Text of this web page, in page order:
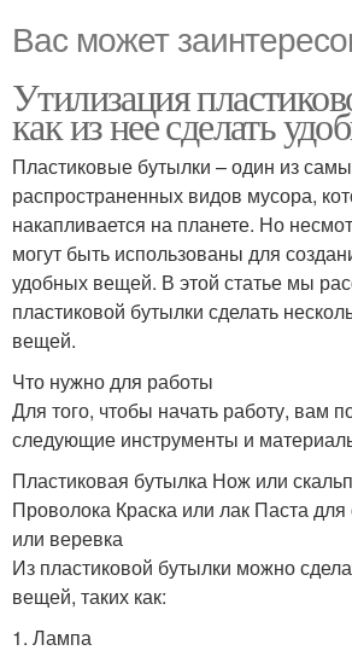
Вас может
Утилизация
как из нее сделать
Пластиковые бутылки – один из
распространенных видов мусора,
накапливается на планете. Но
могут быть использованы для
удобных вещей. В этой статье мы
пластиковой бутылки сделать
вещей.
Что нужно для работы
Для того, чтобы начать работу, вам
следующие инструменты и
Пластиковая бутылка Нож или
Проволока Краска или лак Паста
или веревка
Из пластиковой бутылки можно
вещей, таких как:
1. Лампа